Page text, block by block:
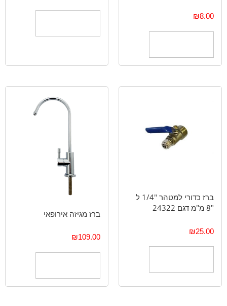
₪8.00
ברז כדורי למטהר "1/4 ל
"8 מ"מ דגם 24322
₪25.00
ברז מגיזה אירופאי
₪109.00